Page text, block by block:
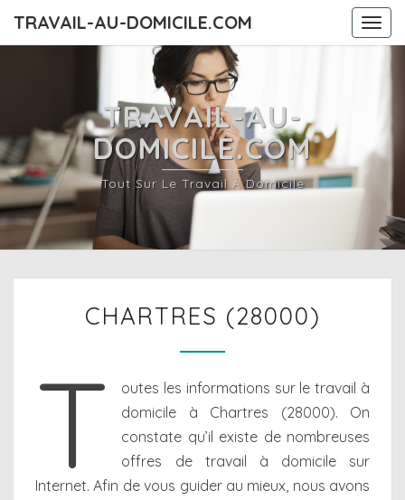
TRAVAIL-AU-DOMICILE.COM
TRAVAIL-AU-
DOMICILE.COM
Tout Sur Le Travail À Domicile
(28000)
CHARTRES (28000)
T
outes les informations sur le travail à
domicile à Chartres (28000). On
constate qu’il existe de nombreuses
offres de travail à domicile sur
Internet. Afin de vous guider au mieux, nous avons